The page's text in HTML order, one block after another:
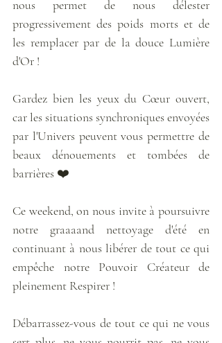
nous permet de nous délester
progressivement des poids morts et de
les remplacer par de la douce Lumière
d'Or !
Gardez bien les yeux du Cœur ouvert,
car les situations synchroniques envoyées
par l'Univers peuvent vous permettre de
beaux dénouements et tombées de
barrières ❤️
Ce weekend, on nous invite à poursuivre
notre graaaand nettoyage d'été en
continuant à nous libérer de tout ce qui
empêche notre Pouvoir Créateur de
pleinement Respirer !
Débarrassez-vous de tout ce qui ne vous